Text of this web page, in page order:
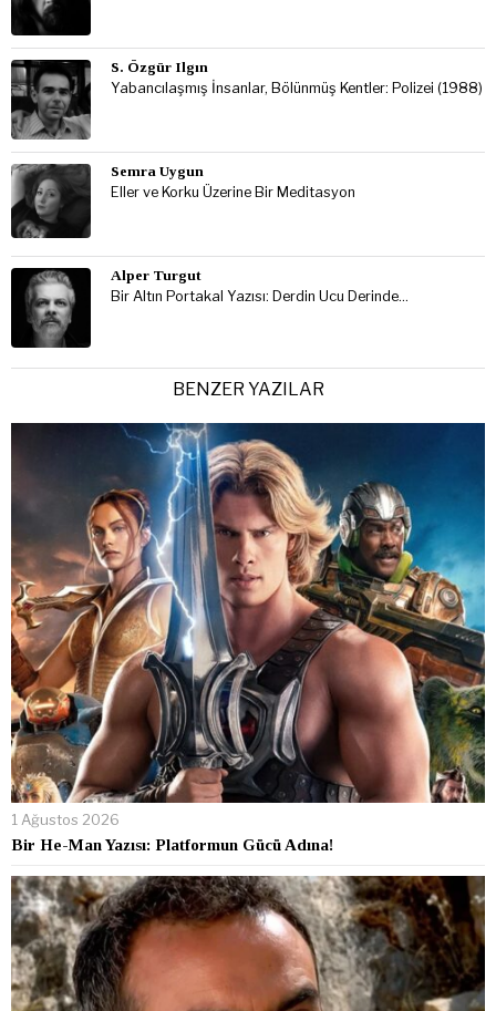
S. Özgür Ilgın
Yabancılaşmış İnsanlar, Bölünmüş Kentler: Polizei (1988)
Semra Uygun
Eller ve Korku Üzerine Bir Meditasyon
Alper Turgut
Bir Altın Portakal Yazısı: Derdin Ucu Derinde…
BENZER YAZILAR
1 Ağustos 2026
Bir He-Man Yazısı: Platformun Gücü Adına!